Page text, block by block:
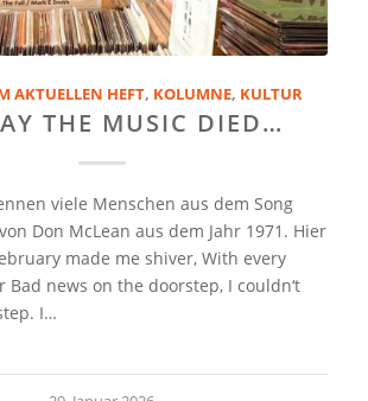
AKTUELLEN HEFT, KOLUMNE, KULTUR
THE MUSIC DIED…
viele Menschen aus dem Song
Don McLean aus dem Jahr 1971. Hier
made me shiver, With every
Bad news on the doorstep, I couldn‘t
I…